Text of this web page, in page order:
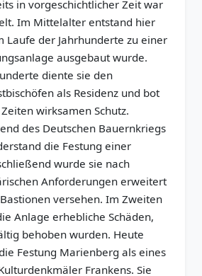
in vorgeschichtlicher Zeit war
Im Mittelalter entstand hier
Laufe der Jahrhunderte zu einer
ausgebaut wurde.
diente sie den
als Residenz und bot
wirksamen Schutz.
des Deutschen Bauernkriegs
die Festung einer
wurde sie nach
Anforderungen erweitert
versehen. Im Zweiten
Anlage erhebliche Schäden,
behoben wurden. Heute
Festung Marienberg als eines
Frankens. Sie